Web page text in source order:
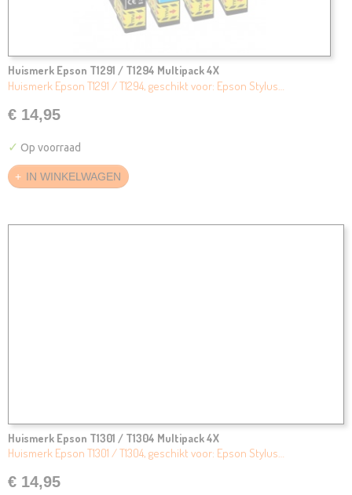
Huismerk Epson T1291 / T1294 Multipack 4X
Huismerk Epson T1291 / T1294, geschikt voor: Epson Stylus…
€ 14,95
✓ Op voorraad
IN WINKELWAGEN
Huismerk Epson T1301 / T1304 Multipack 4X
Huismerk Epson T1301 / T1304, geschikt voor: Epson Stylus…
€ 14,95